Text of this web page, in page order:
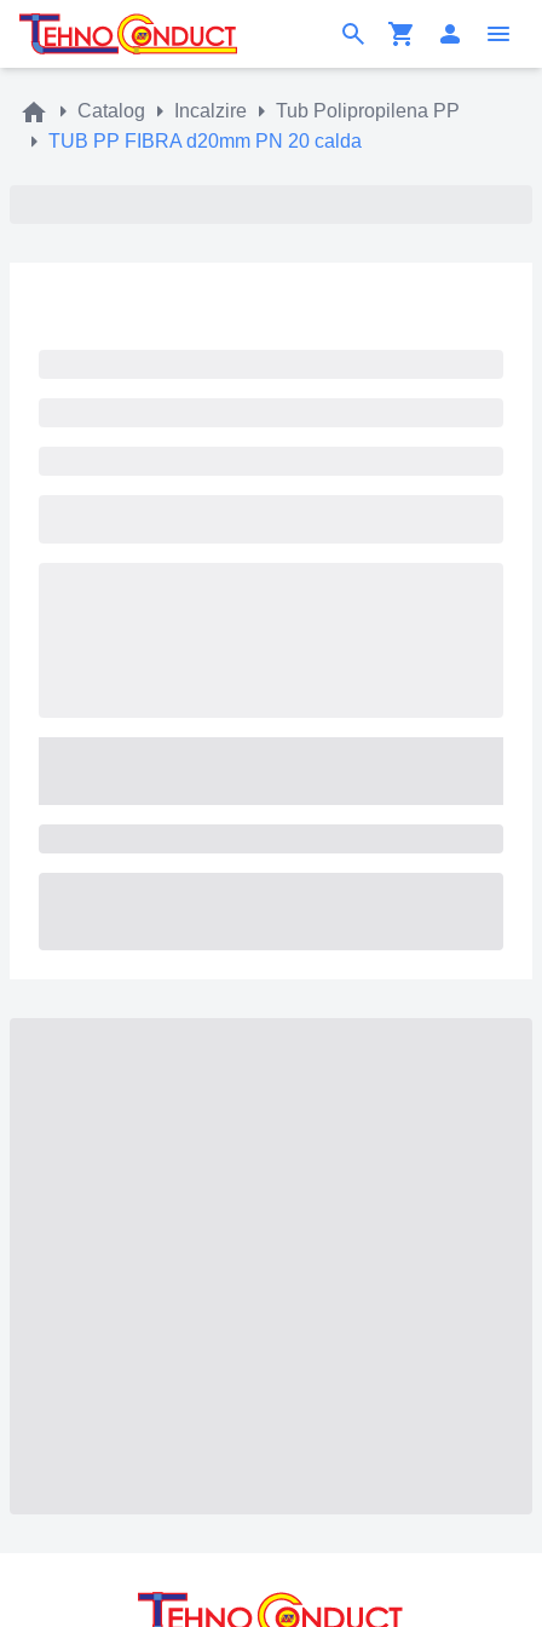
Catalog Incalzire
Tub Polipropilena PP
TUB PP FIBRA d20mm PN 20 calda